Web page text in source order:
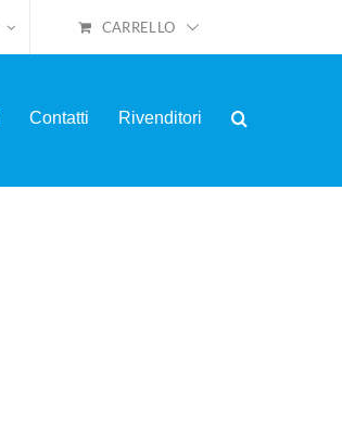
CARRELLO
Contatti Rivenditori